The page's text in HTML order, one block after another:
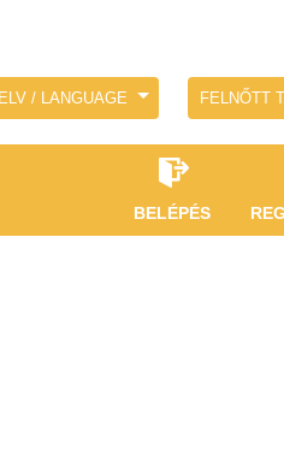
/ LANGUAGE FELNŐTT
BELÉPÉS